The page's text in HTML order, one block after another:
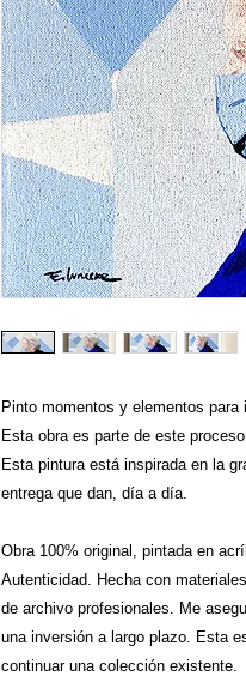
Pinto momentos y elementos para
Esta obra es parte de este
Esta pintura está inspirada en la
entrega que dan, día a día.
Obra 100% original, pintada en
Autenticidad. Hecha con
de archivo profesionales. Me
una inversión a largo plazo. Esta
continuar una colección existente.